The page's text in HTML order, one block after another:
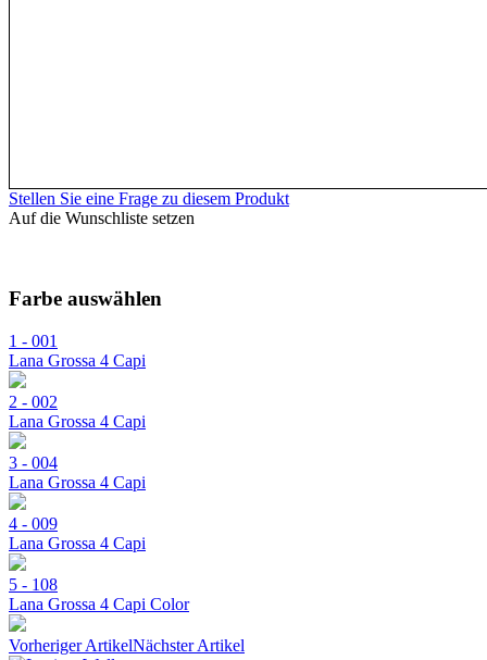
Stellen Sie eine Frage zu diesem Produkt
Auf die Wunschliste setzen
Farbe auswählen
1 - 001
Lana Grossa 4 Capi
2 - 002
Lana Grossa 4 Capi
3 - 004
Lana Grossa 4 Capi
4 - 009
Lana Grossa 4 Capi
5 - 108
Lana Grossa 4 Capi Color
Vorheriger ArtikelNächster Artikel